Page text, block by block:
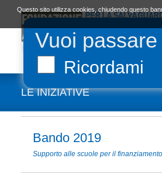
Vuoi
Ricordami
LA FONDAZIONE
LE INIZIATIVE
Bando 2019
Supporto alle scuole per il
Questo sito utilizza cookies, chiudendo questo